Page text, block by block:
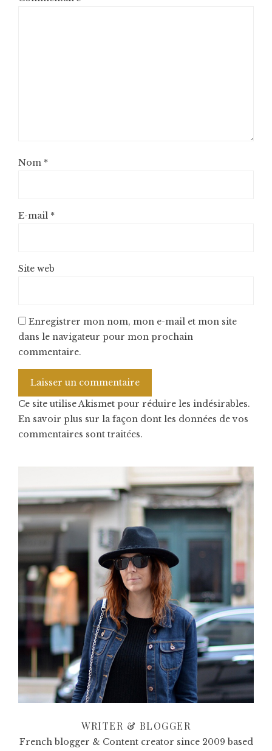
Nom *
E-mail *
Site web
Enregistrer mon nom, mon e-mail et mon site
dans le navigateur pour mon prochain
commentaire.
Ce site utilise Akismet pour réduire les indésirables.
En savoir plus sur la façon dont les données de vos
commentaires sont traitées.
WRITER & BLOGGER
French blogger & Content creator since 2009 based